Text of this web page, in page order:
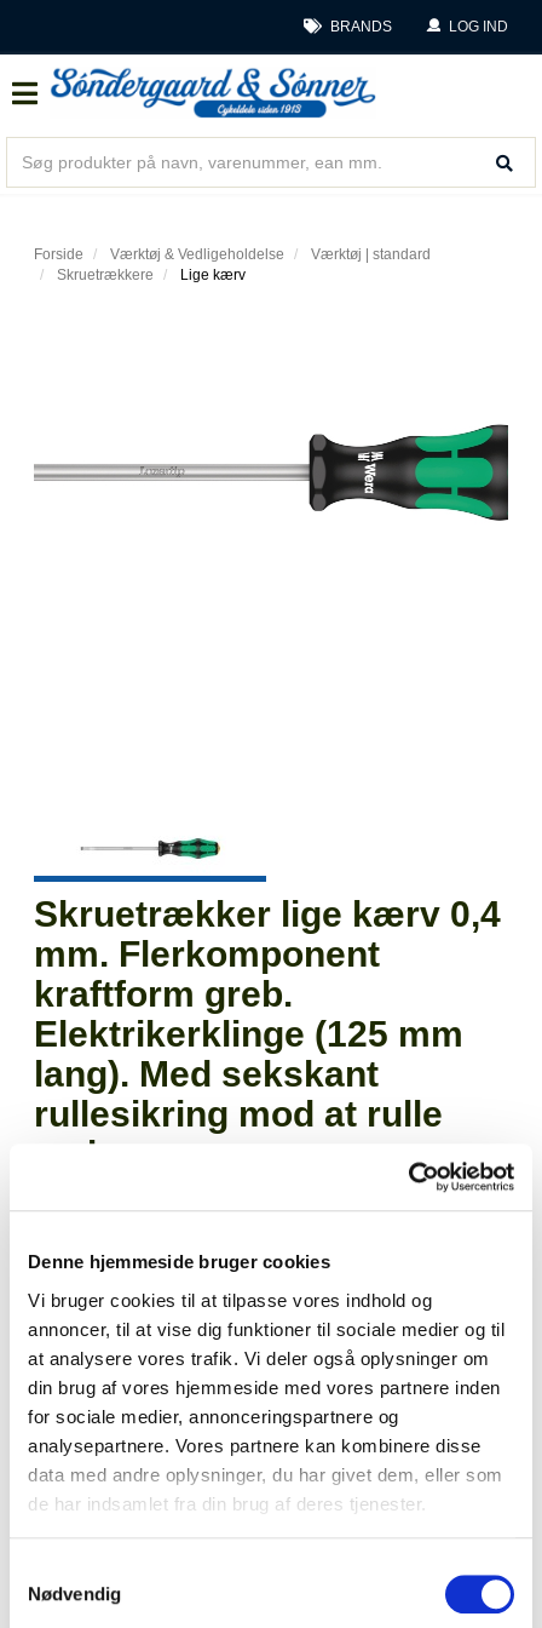
Denne hjemmeside bruger cookies
Vi bruger cookies til at tilpasse vores indhold og
annoncer, til at vise dig funktioner til sociale medier og til
at analysere vores trafik. Vi deler også oplysninger om
din brug af vores hjemmeside med vores partnere inden
for sociale medier, annonceringspartnere og
analysepartnere. Vores partnere kan kombinere disse
data med andre oplysninger, du har givet dem, eller som
de har indsamlet fra din brug af deres tjenester.
Nødvendig
BRANDS LOG IND
Forside Værktøj & Vedligeholdelse
Værktøj | standard
Skruetrækkere
Lige kærv
Skruetrækker lige kærv 0,4
mm. Flerkomponent
kraftform greb.
Elektrikerklinge (125 mm
lang). Med sekskant
rullesikring mod at rulle
væk.
EAN
Salgskvanti
1
kolli
1
Kvalitets Kraftform Plus skruetrækker med elektrikerklinge.
til høj arbejdshastighed, mens bløde grebszoner garanterer
easy værktøjsfinder med
Læs mere